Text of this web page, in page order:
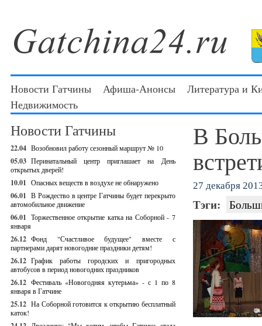
Новости Гатчины Афиша-Анонсы
Литература и
Недвижимость
Новости Гатчины
22.04 Возобновил работу сезонный маршрут № 10
05.03 Перинатальный центр приглашает на День
открытых дверей!
10.01 Опасных веществ в воздухе не обнаружено
06.01 В Рождество в центре Гатчины будет перекрыто
автомобильное движение
06.01 Торжественное открытие катка на Соборной - 7
января
26.12 Фонд "Счастливое будущее" вместе с
партнерами дарят новогодние праздники детям!
26.12 График работы городских и пригородных
автобусов в период новогодних праздников
26.12 Фестиваль «Новогодняя кутерьма» - с 1 по 8
января в Гатчине
25.12 На Соборной готовится к открытию бесплатный
каток!
В
27 декабря
Тэги: